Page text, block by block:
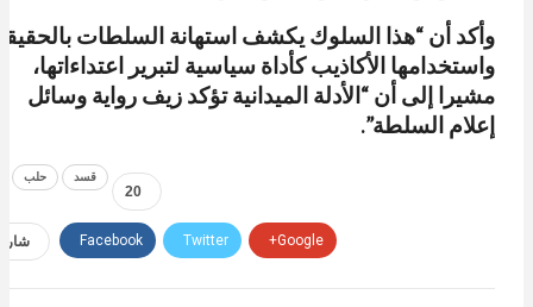
وأكد أن “هذا السلوك يكشف استهانة السلطات
واستخدامها الأكاذيب كأداة سياسية لتبرير اعتداءاتها،
مشيرا إلى أن “الأدلة الميدانية تؤكد زيف رواية وسائل
إعلام السلطة”.
حلب قسد
20
Facebook Twitter Google+